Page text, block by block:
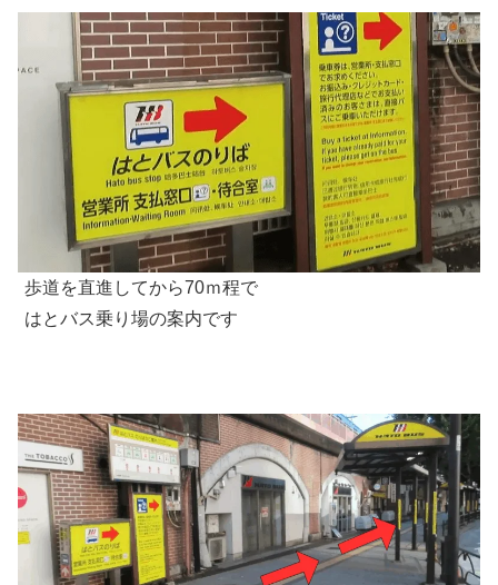
歩道を直進してから70ｍ程で
はとバス乗り場の案内です